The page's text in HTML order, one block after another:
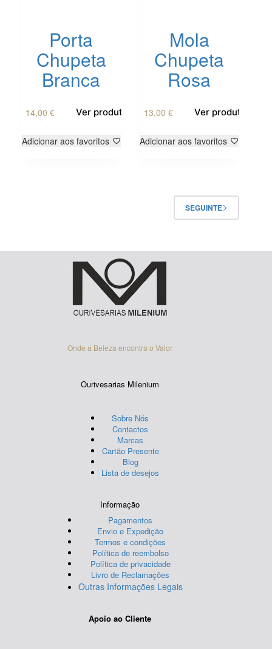
Porta
Chupeta
Branca
14,00€ Ver produto
Adicionar aos favoritos
Mola
Chupeta
Rosa
13,00 € Ver produto
Adicionar aos favoritos
SEGUINTE
Onde a Beleza encontra o Valor
Ourivesarias Milenium
Sobre Nós
Contactos
Marcas
Cartão Presente
Blog
Lista de desejos
Informação
Pagamentos
Envio e Expedição
Termos e condições
Política de reembolso
Política de privacidade
Livro de Reclamações
Outras Informações Legais
Apoio ao Cliente